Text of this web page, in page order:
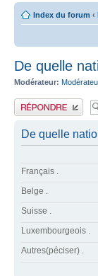
Index du forum ‹
De quelle
Modérateur:
Publier une réponse
De quelle
Français .
Belge .
Suisse .
Luxembourgeois .
Autres(péciser) .